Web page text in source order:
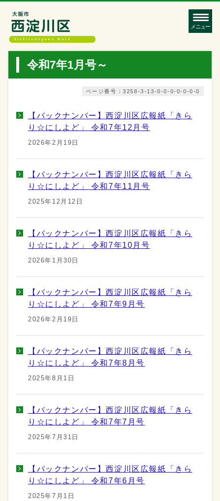
メニュー
令和7年1月号～
ページ番号：3258-3-13-0-0-0-0-0-0-0
【バックナンバー】西淀川区広報紙「きら
り☆にしよど」 令和7年12月号
2026年2月19日
【バックナンバー】西淀川区広報紙「きら
り☆にしよど」 令和7年11月号
2025年12月12日
【バックナンバー】西淀川区広報紙「きら
り☆にしよど」 令和7年10月号
2026年1月30日
【バックナンバー】西淀川区広報紙「きら
り☆にしよど」 令和7年9月号
2026年2月19日
【バックナンバー】西淀川区広報紙「きら
り☆にしよど」 令和7年8月号
2025年8月1日
【バックナンバー】西淀川区広報紙「きら
り☆にしよど」 令和7年7月号
2025年7月31日
【バックナンバー】西淀川区広報紙「きら
り☆にしよど」 令和7年6月号
2025年7月1日